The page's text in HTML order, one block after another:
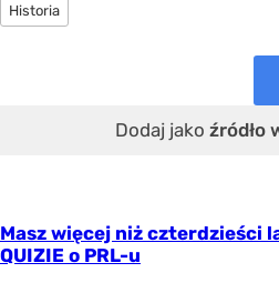
Historia
Dodaj jako źródło
Masz więcej niż czterdzieści
QUIZIE o PRL-u